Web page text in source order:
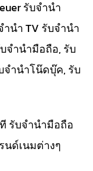
รับจำนำ
นำ TV รับจำนำ
จำนำมือถือ, รับ
จำนำโน๊ดบุ๊ค, รับ
รับจำนำมือถือ
ด์เนมต่างๆ